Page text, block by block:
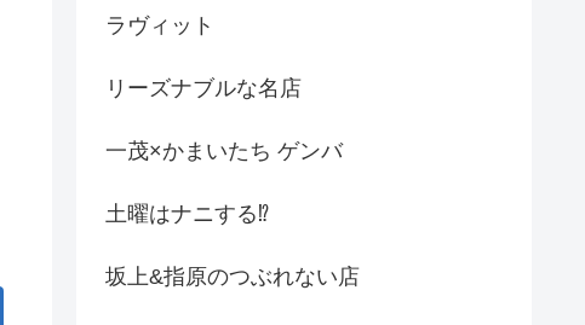
ラヴィット
リーズナブルな名店
一茂×かまいたち ゲンバ
土曜はナニする⁉
坂上&指原のつぶれない店